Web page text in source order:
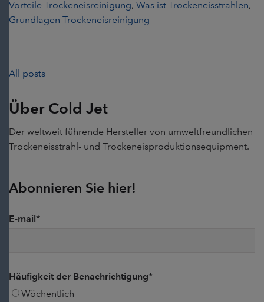
Vorteile Trockeneisreinigung, Was ist Trockeneisstrahlen,
Grundlagen Trockeneisreinigung
All posts
Über Cold Jet
Der weltweit führende Hersteller von umweltfreundlichen
Trockeneisstrahl- und Trockeneisproduktionsequipment.
Abonnieren Sie hier!
E-mail*
Häufigkeit der Benachrichtigung*
Wöchentlich